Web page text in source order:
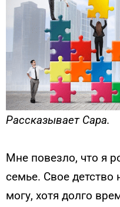
Рассказывает Сара.
Мне повезло, что я
семье. Свое
могу, хотя долго